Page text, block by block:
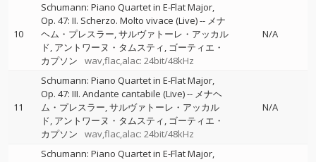
10
Schumann: Piano Quartet in E-Flat Major,
Op. 47: II. Scherzo. Molto vivace (Live)-- メナ
ヘム・プレスラー サルヴァトーレ・アッカル
ド アントワーヌ・タムスティ ゴーティエ・
カプソン
wav,flac,alac: 24bit/48kHz
N/A
11
Schumann: Piano Quartet in E-Flat Major,
Op. 47: III. Andante cantabile (Live)-- メナヘ
ム・プレスラー サルヴァトーレ・アッカル
ド アントワーヌ・タムスティ ゴーティエ・
カプソン
wav,flac,alac: 24bit/48kHz
N/A
Schumann: Piano Quartet in E-Flat Major,